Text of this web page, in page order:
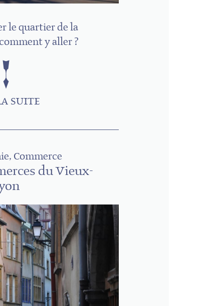
le quartier de la
y aller ?
SUITE
Commerce
du Vieux-